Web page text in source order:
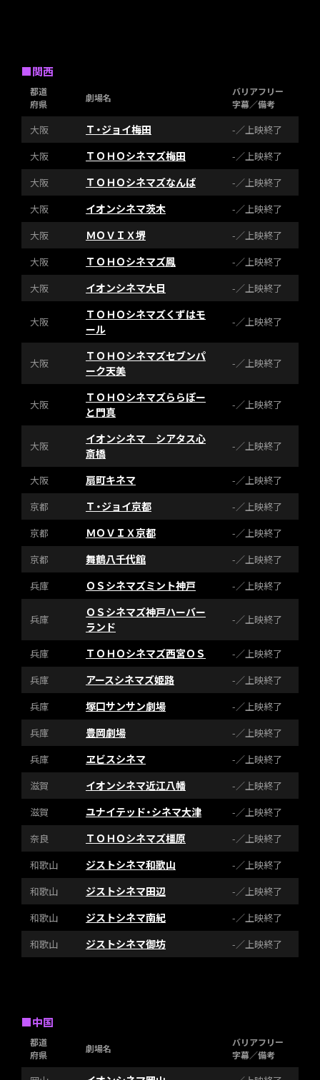
■関西
都道
府県
劇場名
バリアフリー
字幕／備考
大阪 Ｔ・ジョイ梅田
-／上映終了
大阪
ＴＯＨＯシネマズ梅田
-／上映終了
大阪
ＴＯＨＯシネマズなんば
-／上映終了
大阪
イオンシネマ茨木
-／上映終了
大阪
ＭＯＶＩＸ堺
-／上映終了
大阪
ＴＯＨＯシネマズ鳳
-／上映終了
大阪
イオンシネマ大日 -／上映終了
大阪
ＴＯＨＯシネマズくずはモ
ール
-／上映終了
大阪
ＴＯＨＯシネマズセブンパ
ーク天美
-／上映終了
大阪
ＴＯＨＯシネマズららぽー
と門真
-／上映終了
大阪
イオンシネマ シアタス心
斎橋
-／上映終了
大阪 扇町キネマ
-／上映終了
京都
Ｔ・ジョイ京都
-／上映終了
京都
ＭＯＶＩＸ京都
-／上映終了
京都
舞鶴八千代館
-／上映終了
兵庫
ＯＳシネマズミント神戸 -／上映終了
兵庫
ＯＳシネマズ神戸ハーバー
ランド
-／上映終了
兵庫 ＴＯＨＯシネマズ西宮ＯＳ
-／上映終了
兵庫
アースシネマズ姫路
-／上映終了
兵庫
塚口サンサン劇場
-／上映終了
兵庫
豊岡劇場
-／上映終了
兵庫
ヱビスシネマ
-／上映終了
滋賀
イオンシネマ近江八幡
-／上映終了
滋賀
ユナイテッド・シネマ大津
-／上映終了
奈良
ＴＯＨＯシネマズ橿原
-／上映終了
和歌山
ジストシネマ和歌山
-／上映終了
和歌山
ジストシネマ田辺
-／上映終了
和歌山
ジストシネマ南紀
-／上映終了
和歌山
ジストシネマ御坊 -／上映終了
■中国
都道
府県
劇場名
バリアフリー
字幕／備考